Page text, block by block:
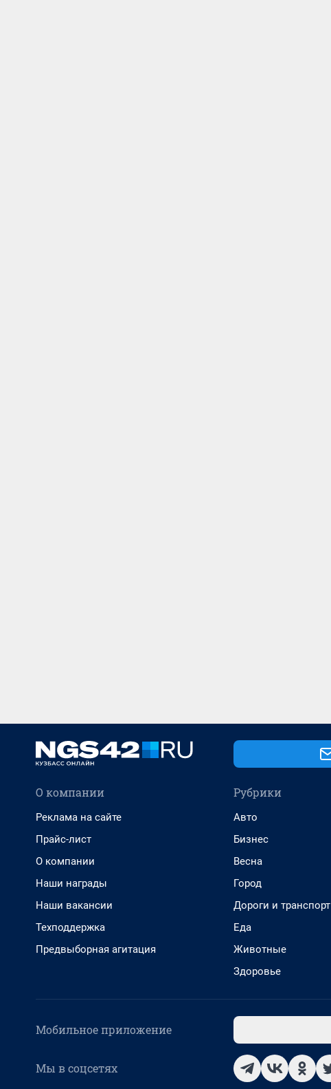
О компании
Реклама на сайте
Прайс-лист
О компании
Наши награды
Наши вакансии
Техподдержка
Предвыборная агитация
Рубрики
Авто
Бизнес
Весна
Город
Дороги и транспорт
Еда
Животные
Здоровье
Мобильное приложение
Мы в соцсетях